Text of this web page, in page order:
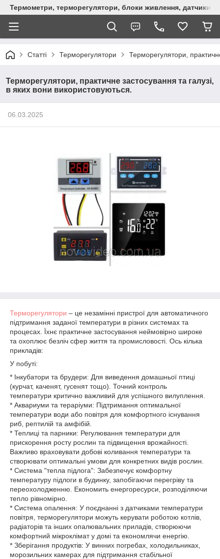
Термометри, терморегулятори, блоки живлення, датчики,
Статті Терморегулятори Терморегулятори,
Терморегулятори, практичне застосування та галузі,
в яких вони використовуються.
06.03.2025
Терморегулятори – це незамінні пристрої для автоматичного
підтримання заданої температури в різних системах та
процесах. Їхнє практичне застосування неймовірно широке
та охоплює безліч сфер життя та промисловості. Ось кілька
прикладів:
У побуті:
* Інкубатори та брудери: Для виведення домашньої птиці
(курчат, каченят, гусенят тощо). Точний контроль
температури критично важливий для успішного вилуплення.
* Аквариуми та тераріуми: Підтримання оптимальної
температури води або повітря для комфортного існування
риб, рептилій та амфібій.
* Теплиці та парники: Регулювання температури для
прискорення росту рослин та підвищення врожайності.
Важливо враховувати добові коливання температури та
створювати оптимальні умови для конкретних видів рослин.
* Система "тепла підлога": Забезпечує комфортну
температуру підлоги в будинку, запобігаючи перегріву та
переохолодженню. Економить енергоресурси, розподіляючи
тепло рівномірно.
* Система опалення: У поєднанні з датчиками температури
повітря, терморегулятори можуть керувати роботою котлів,
радіаторів та інших опалювальних приладів, створюючи
комфортний мікроклімат у домі та економлячи енергію.
* Зберігання продуктів: У винних погребах, холодильниках,
морозильних камерах для підтримання стабільної